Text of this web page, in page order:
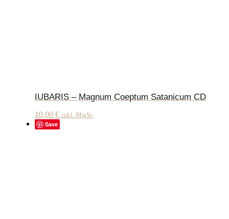
IUBARIS – Magnum Coeptum Satanicum CD
10,00 € inkl. MwSt.
Save